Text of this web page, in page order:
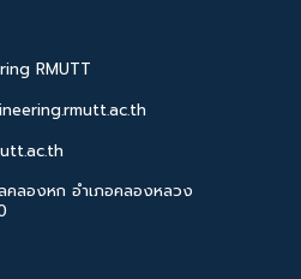
RMUTT
ลองหก อำเภอคลองหลวง